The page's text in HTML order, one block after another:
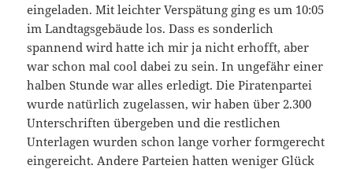
eingeladen. Mit leichter Verspätung ging es um 10:05
im Landtagsgebäude los. Dass es sonderlich
spannend wird hatte ich mir ja nicht erhofft, aber
war schon mal cool dabei zu sein. In ungefähr einer
halben Stunde war alles erledigt. Die Piratenpartei
wurde natürlich zugelassen, wir haben über 2.300
Unterschriften übergeben und die restlichen
Unterlagen wurden schon lange vorher formgerecht
eingereicht. Andere Parteien hatten weniger Glück